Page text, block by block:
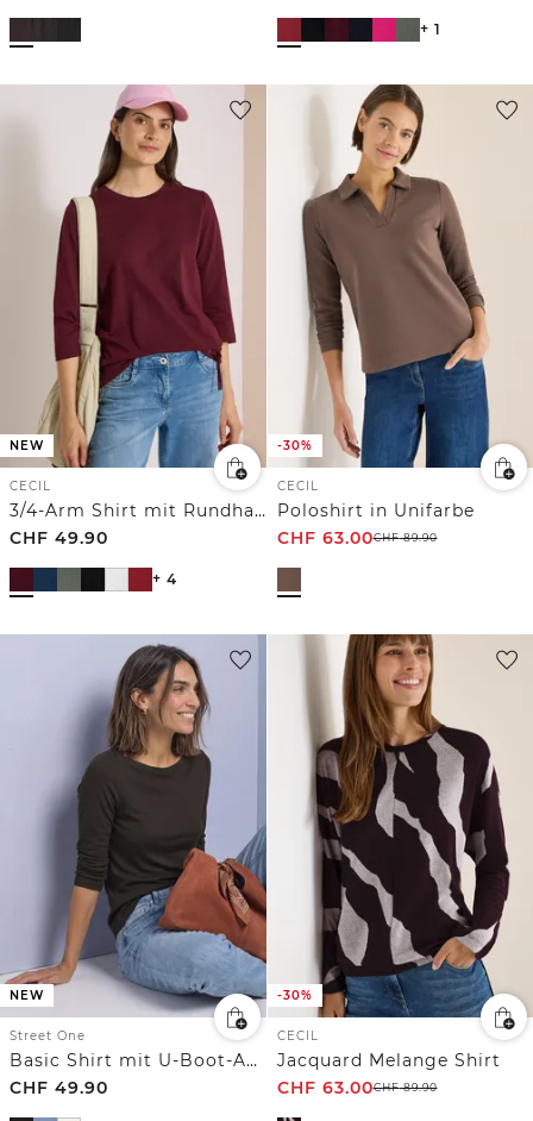
+ 1
NEW
CECIL
3/4-Arm Shirt mit Rundhals in Unifarbe
CHF 49.90
+ 4
-30%
CECIL
Poloshirt in Unifarbe
CHF 63.00CHF89.90
NEW
Street One
Basic Shirt mit U-Boot-Ausschnitt
CHF 49.90
-30%
CECIL
Jacquard Melange Shirt
CHF 63.00CHF89.90